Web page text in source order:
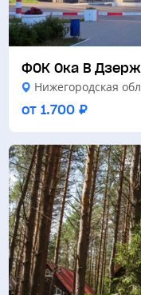
ФОК Ока В
Нижегородская
от 1.700 ₽